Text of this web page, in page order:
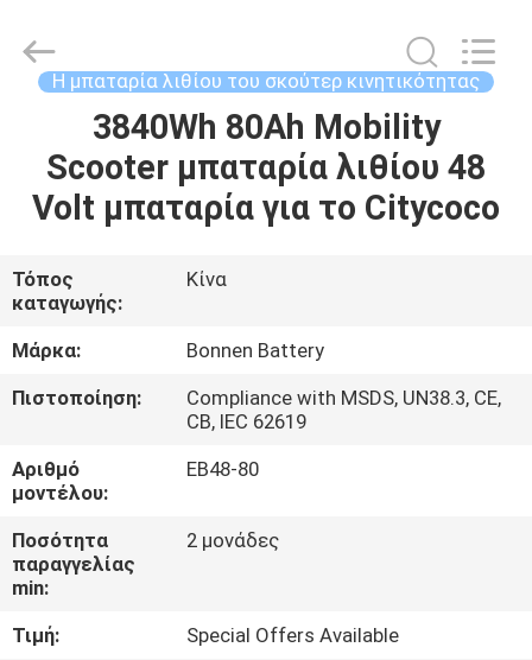
ΑΡΧΙΚΉ
ΣΕΛΊΔΑ
ΣΧΕΤΙΚΆ
ΜΕ
ΕΜΆΣ
ΓΎΡΟΣ
ΕΡΓΟΣΤΑΣΊΩΝ
ΠΟΙΟΤΙΚΌΣ
ΈΛΕΓΧΟΣ
Technology
Η μπαταρία λιθίου του σκούτερ κινητικότητας
3840Wh 80Ah Mobility
Scooter μπαταρία λιθίου 48
Volt μπαταρία για το Citycoco
Τόπος
καταγωγής:
Κίνα
Μάρκα:
Bonnen Battery
Πιστοποίηση:
Compliance with MSDS, UN38.3, CE,
CB, IEC 62619
Αριθμό
μοντέλου:
EB48-80
Ποσότητα
παραγγελίας
min:
2 μονάδες
Τιμή:
Special Offers Available